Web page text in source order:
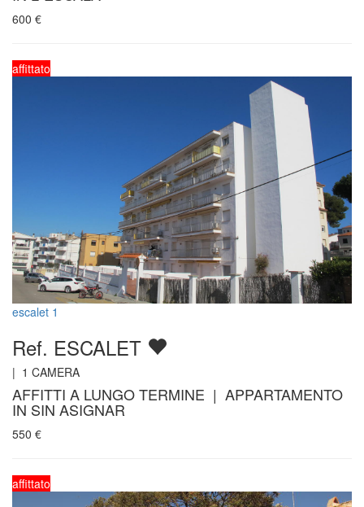
600 €
affittato
escalet 1
Ref. ESCALET
| 1 CAMERA
AFFITTI A LUNGO TERMINE | APPARTAMENTO
IN SIN ASIGNAR
550 €
affittato